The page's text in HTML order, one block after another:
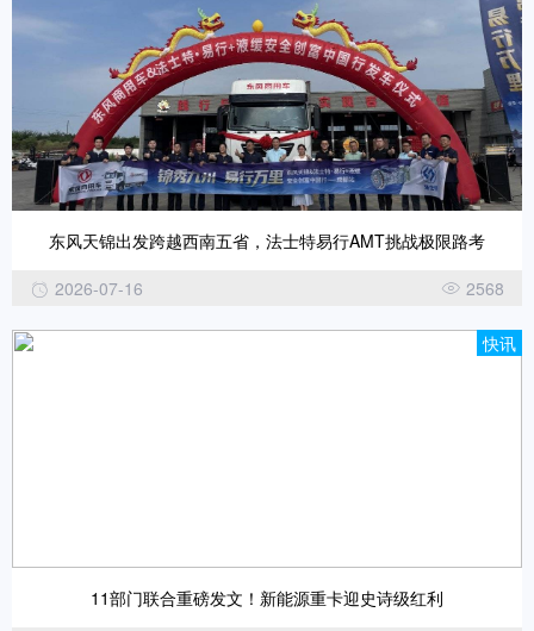
东风天锦出发跨越西南五省，法士特易行AMT挑战极限路考
2026-07-16
2568
快讯
11部门联合重磅发文！新能源重卡迎史诗级红利